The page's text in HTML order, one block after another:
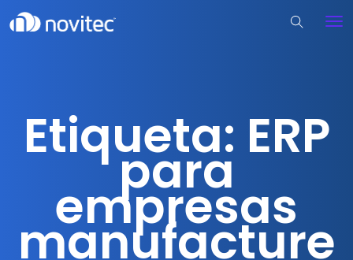
Etiqueta: ERP
para
empresas
manufacture